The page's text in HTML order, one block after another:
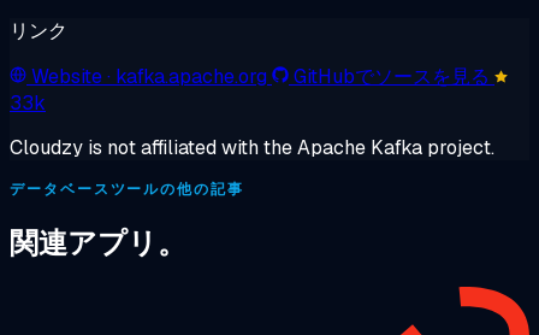
リンク
Website· kafka.apache.org
GitHubでソースを見る
33k
Cloudzy is not affiliated with the Apache Kafka project.
データベースツールの他の記事
関連アプリ。